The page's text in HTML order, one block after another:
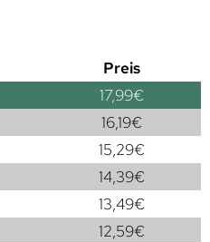
Preis
17,99€
16,19€
15,29€
14,39€
13,49€
12,59€